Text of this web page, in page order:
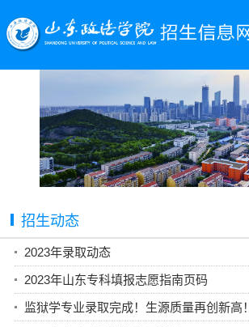
招生动态
2023年录取动态
2023年山东专科填报志愿指南页码
监狱学专业录取完成！生源质量再创新高！